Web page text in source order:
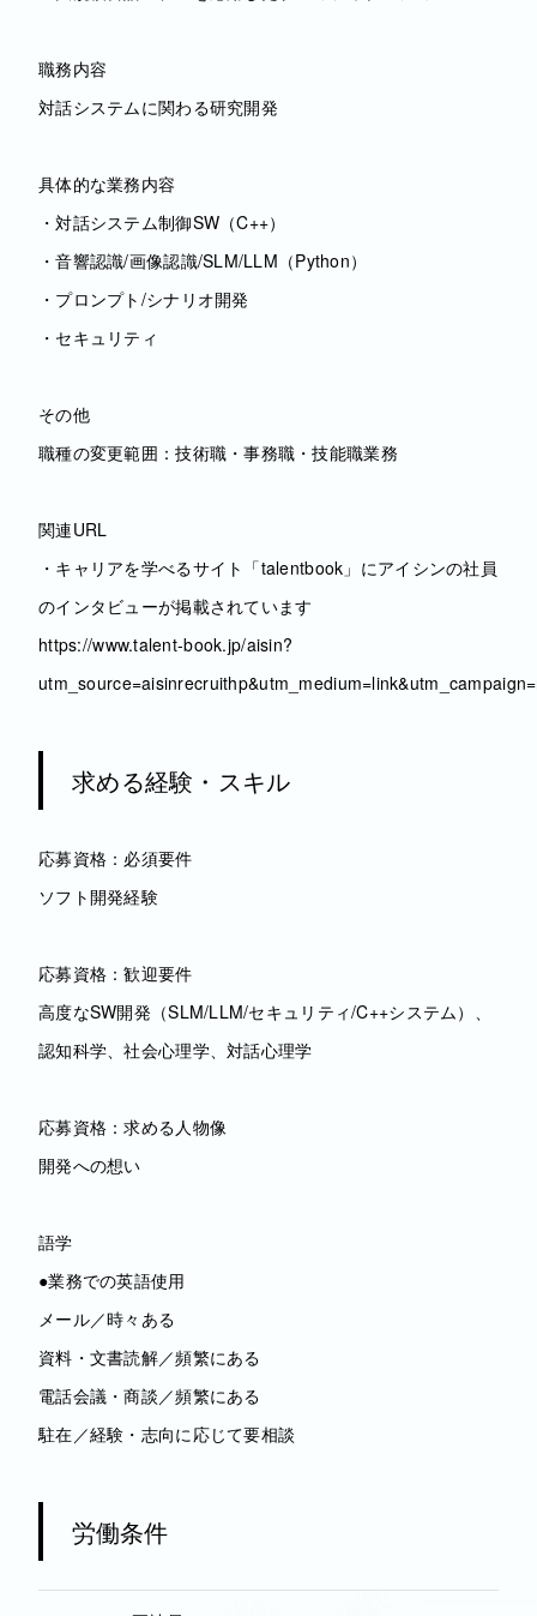
職務内容
対話システムに関わる研究開発
具体的な業務内容
・対話システム制御SW（C++）
・音響認識/画像認識/SLM/LLM（Python）
・プロンプト/シナリオ開発
・セキュリティ
その他
職種の変更範囲：技術職・事務職・技能職業務
関連URL
・キャリアを学べるサイト「talentbook」にアイシンの社員
のインタビューが掲載されています
https://www.talent-book.jp/aisin?
求める経験・スキル
応募資格：必須要件
ソフト開発経験
応募資格：歓迎要件
高度なSW開発（SLM/LLM/セキュリティ/C++システム）、
認知科学、社会心理学、対話心理学
応募資格：求める人物像
開発への想い
語学
●業務での英語使用
メール／時々ある
資料・文書読解／頻繁にある
電話会議・商談／頻繁にある
駐在／経験・志向に応じて要相談
労働条件